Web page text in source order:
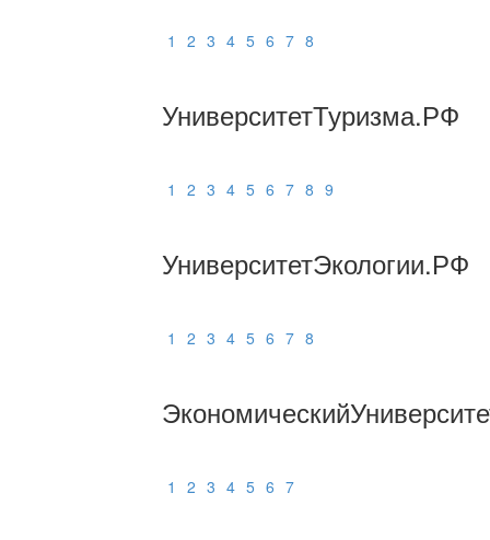
1 2 3 4 5 6 7 8
УниверситетТуризма.РФ
1 2 3 4 5 6 7 8 9
УниверситетЭкологии.РФ
1 2 3 4 5 6 7 8
1 2 3 4 5 6 7